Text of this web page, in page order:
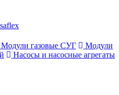
Модули газовые СУГ
Модули
Насосы и насосные агрегаты